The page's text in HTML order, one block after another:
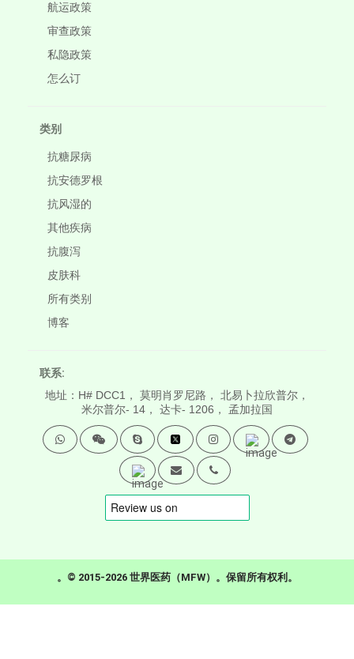
航运政策
审查政策
私隐政策
怎么订
类别
抗糖尿病
抗安德罗根
抗风湿的
其他疾病
抗腹泻
皮肤科
所有类别
博客
联系:
地址：H# DCC1， 莫明肖罗尼路， 北易卜拉欣普尔，
米尔普尔- 14， 达卡- 1206， 孟加拉国
。© 2015-2026 世界医药（MFW）。保留所有权利。